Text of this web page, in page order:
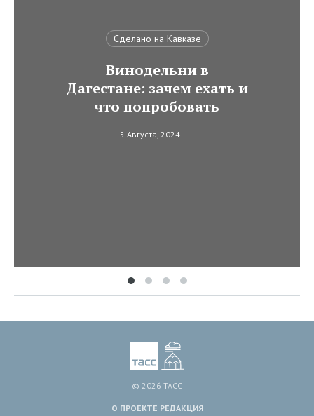
Сделано на Кавказе
Винодельни в
Дагестане: зачем ехать и
что попробовать
5 Августа, 2024
© 2026 ТАСС
О ПРОЕКТЕ РЕДАКЦИЯ